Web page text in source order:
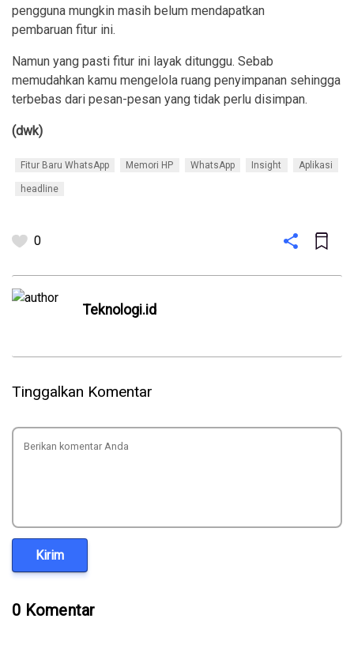
pengguna mungkin masih belum mendapatkan
pembaruan fitur ini.
Namun yang pasti fitur ini layak ditunggu. Sebab
memudahkan kamu mengelola ruang penyimpanan sehingga
terbebas dari pesan-pesan yang tidak perlu disimpan.
(dwk)
Fitur Baru WhatsApp Memori HP WhatsApp Insight Aplikasi
headline
0
Teknologi.id
Tinggalkan Komentar
Kirim
0 Komentar